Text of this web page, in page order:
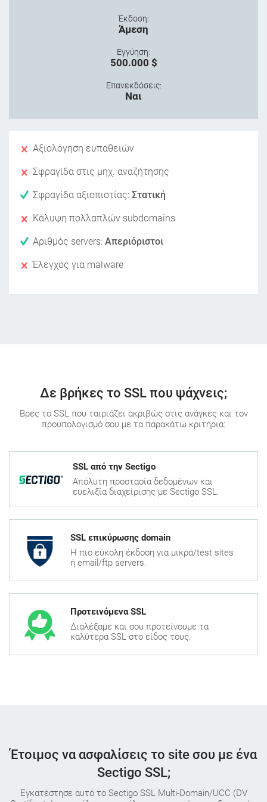
Έκδοση:
Άμεση
Εγγύηση:
500.000 $
Επανεκδόσεις:
Ναι
Αξιολόγηση ευπαθειών
Σφραγίδα στις μηχ. αναζήτησης
Σφραγίδα αξιοπιστίας: Στατική
Κάλυψη πολλαπλών subdomains
Αριθμός servers: Απεριόριστοι
Έλεγχος για malware
Δε βρήκες το SSL που ψάχνεις;
Βρες το SSL που ταιριάζει ακριβώς στις ανάγκες και τον
προϋπολογισμό σου με τα παρακάτω κριτήρια:
SSL από την Sectigo
Απόλυτη προστασία δεδομένων και
ευελιξία διαχείρισης με Sectigo SSL.
SSL επικύρωσης domain
H πιο εύκολη έκδοση για μικρά/test sites
ή email/ftp servers.
Προτεινόμενα SSL
Διαλέξαμε και σου προτείνουμε τα
καλύτερα SSL στο είδος τους.
Έτοιμος να ασφαλίσεις το site σου με ένα
Sectigo SSL;
Εγκατέστησε αυτό το Sectigo SSL Multi-Domain/UCC (DV